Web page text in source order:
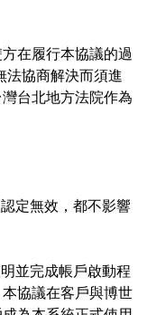
在履行本協議的過
法協商解決而須進
台北地方法院作為
定無效，都不影響
並完成帳戶啟動程
協議在客戶與博世